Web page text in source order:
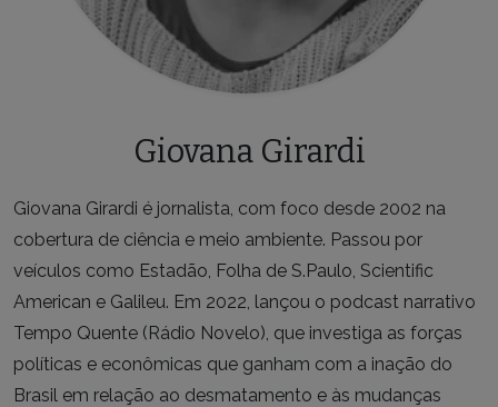
Giovana Girardi
Giovana Girardi é jornalista, com foco desde 2002 na
cobertura de ciência e meio ambiente. Passou por
veículos como Estadão, Folha de S.Paulo, Scientific
American e Galileu. Em 2022, lançou o podcast narrativo
Tempo Quente (Rádio Novelo), que investiga as forças
políticas e econômicas que ganham com a inação do
Brasil em relação ao desmatamento e às mudanças